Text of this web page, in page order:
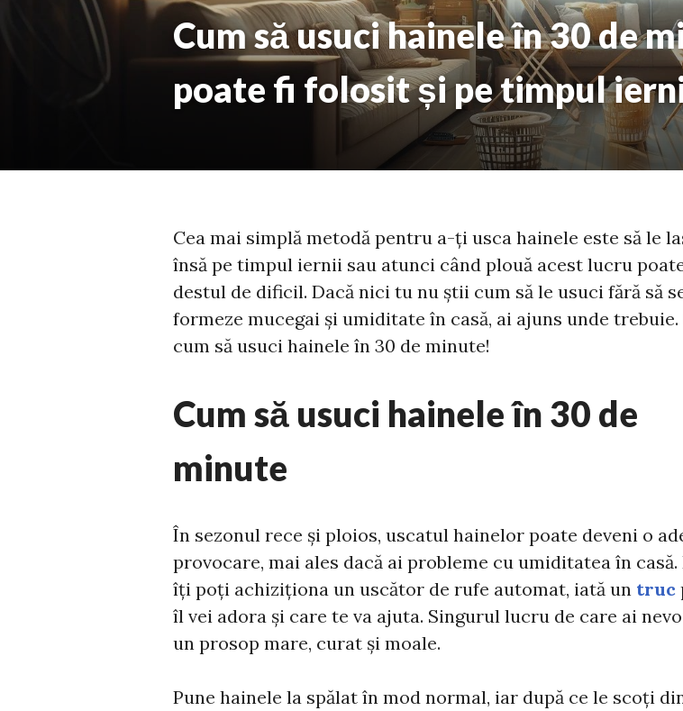
Cum să usuci hainele în 30 de
poate fi folosit și pe timpul
Cea mai simplă metodă pentru a-ți usca hainele este să le
însă pe timpul iernii sau atunci când plouă acest lucru
destul de dificil. Dacă nici tu nu știi cum să le usuci fără să
formeze mucegai și umiditate în casă, ai ajuns unde trebuie.
cum să usuci hainele în 30 de minute!
Cum să usuci hainele în 30 de
minute
În sezonul rece și ploios, uscatul hainelor poate deveni o
provocare, mai ales dacă ai probleme cu umiditatea în casă.
îți poți achiziționa un uscător de rufe automat, iată un truc
îl vei adora și care te va ajuta. Singurul lucru de care ai
un prosop mare, curat și moale.
Pune hainele la spălat în mod normal, iar după ce le scoți